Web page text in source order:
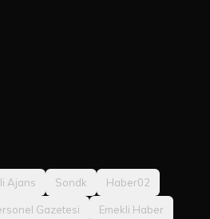
Ajans Sondk Haber02
Gazetesi Emekli Haber